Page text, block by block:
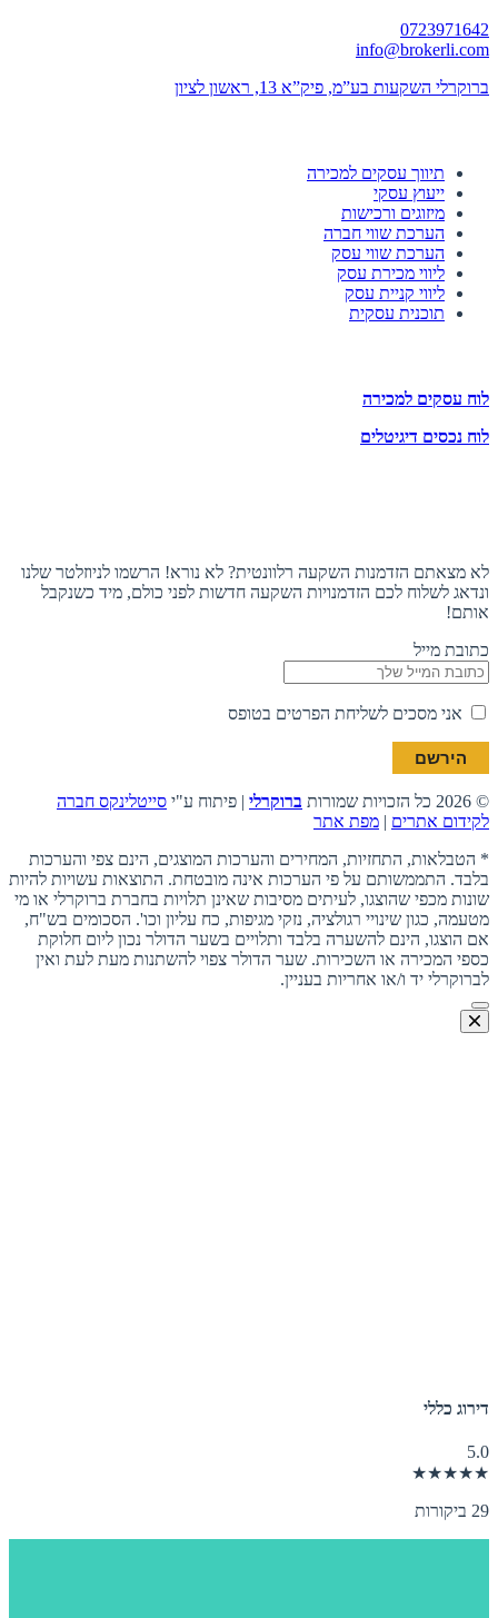
0723971642
info@brokerli.com
ברוקרלי השקעות בע”מ, פיק”א 13, ראשון לציון
תיווך עסקים למכירה
ייעוץ עסקי
מיזוגים ורכישות
הערכת שווי חברה
הערכת שווי עסק
ליווי מכירת עסק
ליווי קניית עסק
תוכנית עסקית
לוח עסקים למכירה
לוח נכסים דיגיטלים
לא מצאתם הזדמנות השקעה רלוונטית? לא נורא! הרשמו לניוזלטר שלנו
ונדאג לשלוח לכם הזדמנויות השקעה חדשות לפני כולם, מיד כשנקבל
אותם!
כתובת מייל
אני מסכים לשליחת הפרטים בטופס
© 2026 כל הזכויות שמורות ברוקרלי | פיתוח ע"י סייטלינקס חברה
לקידום אתרים | מפת אתר
* הטבלאות, התחזיות, המחירים והערכות המוצגים, הינם צפי והערכות
בלבד. התממשותם על פי הערכות אינה מובטחת. התוצאות עשויות להיות
שונות מכפי שהוצגו, לעיתים מסיבות שאינן תלויות בחברת ברוקרלי או מי
מטעמה, כגון שינויי רגולציה, נזקי מגיפות, כח עליון וכו'. הסכומים בש"ח,
אם הוצגו, הינם להשערה בלבד ותלויים בשער הדולר נכון ליום חלוקת
כספי המכירה או השכירות. שער הדולר צפוי להשתנות מעת לעת ואין
לברוקרלי יד ו/או אחריות בעניין.
דירוג כללי
5.0
★★★★★
29 ביקורות